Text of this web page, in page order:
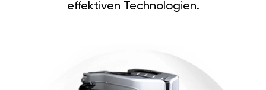
effektiven Technologien.